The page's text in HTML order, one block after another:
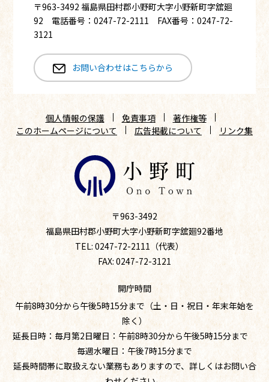
〒963-3492 福島県田村郡小野町大字小野新町字舘廻
92 電話番号：0247-72-2111 FAX番号：0247-72-
3121
お問い合わせはこちらから
個人情報の保護 免責事項
著作権等
このホームページについて
広告掲載について リンク集
〒963-3492
福島県田村郡小野町大字小野新町字舘廻92番地
TEL: 0247-72-2111（代表）
FAX: 0247-72-3121
開庁時間
午前8時30分から午後5時15分まで（土・日・祝日・年末年始を
除く）
延長日時：毎月第2日曜日：午前8時30分から午後5時15分まで
毎週水曜日：午後7時15分まで
延長時間帯に取扱えない業務もありますので、詳しくはお問い合